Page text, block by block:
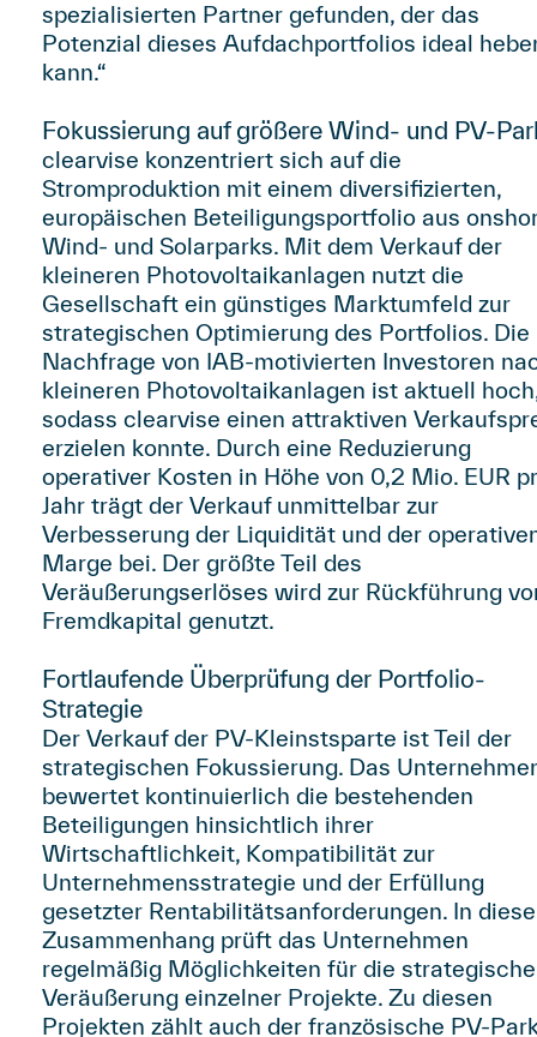
spezialisierten Partner gefunden, der das
Potenzial dieses Aufdachportfolios ideal
kann.“
Fokussierung auf größere Wind- und PV-
clearvise konzentriert sich auf die
Stromproduktion mit einem diversifizierten,
europäischen Beteiligungsportfolio aus
Wind- und Solarparks. Mit dem Verkauf der
kleineren Photovoltaikanlagen nutzt die
Gesellschaft ein günstiges Marktumfeld zur
strategischen Optimierung des Portfolios. Die
Nachfrage von IAB-motivierten Investoren
kleineren Photovoltaikanlagen ist aktuell
sodass clearvise einen attraktiven
erzielen konnte. Durch eine Reduzierung
operativer Kosten in Höhe von 0,2 Mio. EUR
Jahr trägt der Verkauf unmittelbar zur
Verbesserung der Liquidität und der
Marge bei. Der größte Teil des
Veräußerungserlöses wird zur Rückführung
Fremdkapital genutzt.
Fortlaufende Überprüfung der Portfolio-
Strategie
Der Verkauf der PV-Kleinstsparte ist Teil der
strategischen Fokussierung. Das
bewertet kontinuierlich die bestehenden
Beteiligungen hinsichtlich ihrer
Wirtschaftlichkeit, Kompatibilität zur
Unternehmensstrategie und der Erfüllung
gesetzter Rentabilitätsanforderungen. In
Zusammenhang prüft das Unternehmen
regelmäßig Möglichkeiten für die strategische
Veräußerung einzelner Projekte. Zu diesen
Projekten zählt auch der französische PV-